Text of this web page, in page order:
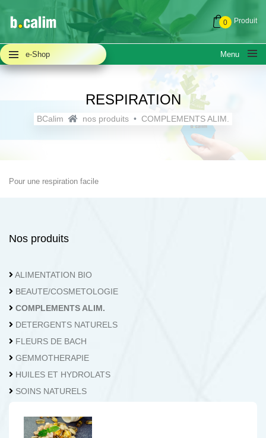
0 Produit
e-Shop Menu
QUESTIONS FRÉQUENTES (FAQ)
NOUS CONTACTER
04.362.73.62
RESPIRATION
BCalim nos produits COMPLEMENTS ALIM.
Pour une respiration facile
Nos produits
ALIMENTATION BIO
BEAUTE/COSMETOLOGIE
COMPLEMENTS ALIM.
DETERGENTS NATURELS
FLEURS DE BACH
GEMMOTHERAPIE
HUILES ET HYDROLATS
SOINS NATURELS